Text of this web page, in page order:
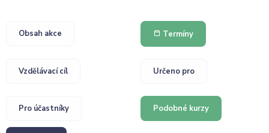
Obsah akce Termíny
Vzdělávací cíl Určeno pro
Pro účastníky Podobné kurzy